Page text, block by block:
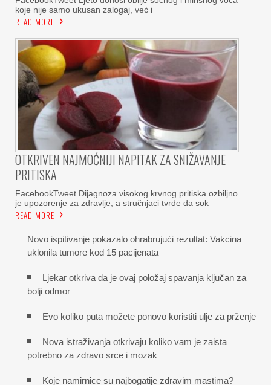
koje nije samo ukusan zalogaj, već i
READ MORE
OTKRIVEN NAJMOĆNIJI NAPITAK ZA SNIŽAVANJE
PRITISKA
FacebookTweet Dijagnoza visokog krvnog pritiska ozbiljno
je upozorenje za zdravlje, a stručnjaci tvrde da sok
READ MORE
Novo ispitivanje pokazalo ohrabrujući rezultat: Vakcina
uklonila tumore kod 15 pacijenata
Ljekar otkriva da je ovaj položaj spavanja ključan za
bolji odmor
Evo koliko puta možete ponovo koristiti ulje za prženje
Nova istraživanja otkrivaju koliko vam je zaista
potrebno za zdravo srce i mozak
Koje namirnice su najbogatije zdravim mastima?